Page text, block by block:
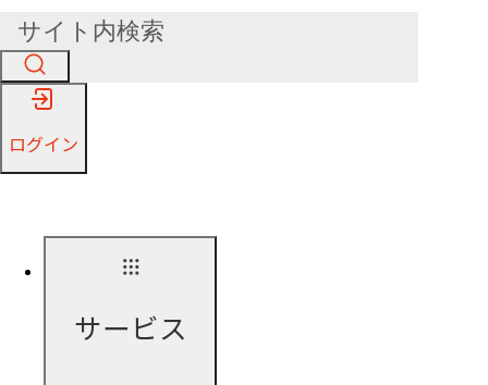
ログイン
サービス